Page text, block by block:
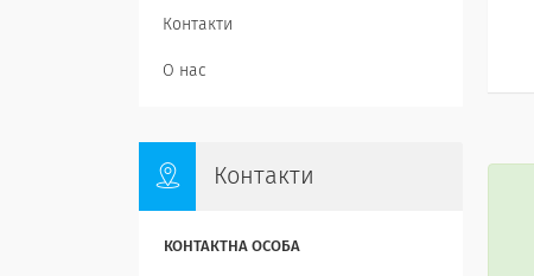
Контакти
О нас
Контакти